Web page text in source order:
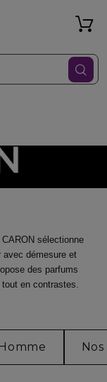
sélectionne
avec démesure et
des parfums
en contrastes.